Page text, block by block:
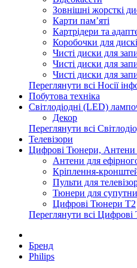
Зовнішні жорсткі
Карти пам’яті
Картрідери та
Коробочки для
Чисті диски для
Чисті диски для
Чисті диски для
Переглянути всі Носії
Побутова техніка
Світлодіодні (LED)
Декор
Переглянути всі
Телевізори
Цифрові Тюнери,
Антени для
Кріплення-
Пульти для
Тюнери для
Цифрові Тюнери T2
Переглянути всі
Бренд
Philips